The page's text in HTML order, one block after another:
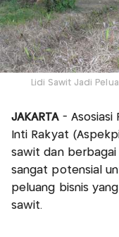
Lidi Sawit Jadi
JAKARTA- Asosiasi
Inti Rakyat
sawit dan
sangat potensial
peluang bisnis
sawit.